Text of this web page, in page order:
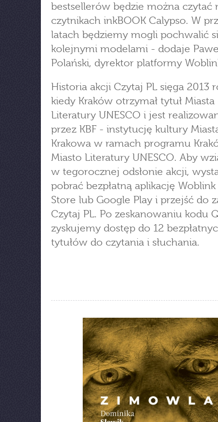
bestsellerów będzie można czytać
czytnikach inkBOOK Calypso. W
latach będziemy mogli pochwalić
kolejnymi modelami - dodaje
Polański, dyrektor platformy
Historia akcji Czytaj PL sięga 2013
kiedy Kraków otrzymał tytuł Miasta
Literatury UNESCO i jest
przez KBF - instytucję kultury
Krakowa w ramach programu
Miasto Literatury UNESCO. Aby
w tegorocznej odsłonie akcji,
pobrać bezpłatną aplikację
Store lub Google Play i przejść do
Czytaj PL. Po zeskanowaniu kodu
zyskujemy dostęp do 12
tytułów do czytania i słuchania.